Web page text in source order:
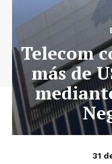
Telecom
más de
31